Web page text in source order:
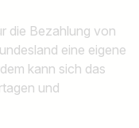
die Bezahlung von
eine eigene
kann sich das
und